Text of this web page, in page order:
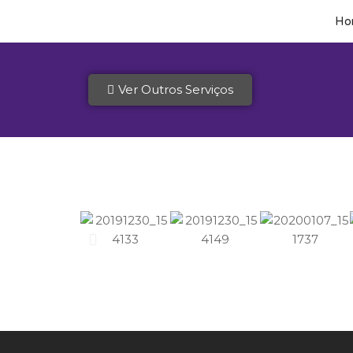
Ver Outros Serviços